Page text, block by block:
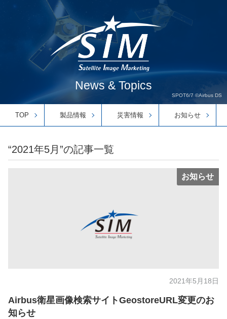
News & Topics
SPOT6/7 ©Airbus DS
TOP 製品情報 災害情報 お知らせ
“2021年5月”の記事一覧
お知らせ
2021年5月18日
Airbus衛星画像検索サイトGeostoreURL変更のお
知らせ